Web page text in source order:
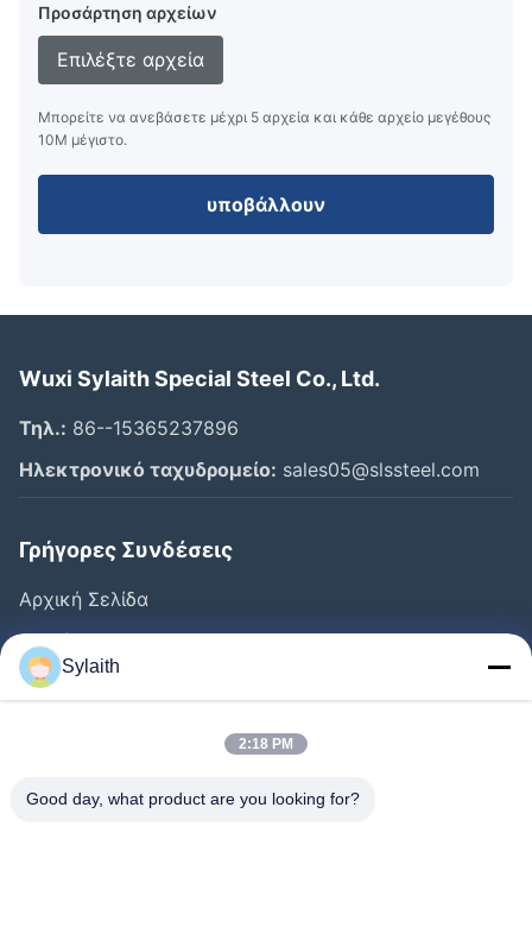
Προσάρτηση αρχείων
Επιλέξτε αρχεία
Μπορείτε να ανεβάσετε μέχρι 5 αρχεία και κάθε αρχείο μεγέθους
10M μέγιστο.
υποβάλλουν
Wuxi Sylaith Special Steel Co., Ltd.
Τηλ.: 86--15365237896
Ηλεκτρονικό ταχυδρομείο: sales05@slssteel.com
Γρήγορες Συνδέσεις
Αρχική Σελίδα
Προϊόντα
Βίντεο
Ποιοτικός Έλεγχος
Sylaith
2:18 PM
Good day, what product are you looking for?